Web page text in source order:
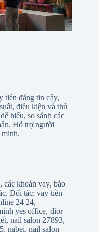
tiền đáng tin cậy,
điều kiện và thủ
hiểu, so sánh các
Hỗ trợ người
các khoản vay, bảo
Đối tác: vay tiền
24 24,
yes office, dior
, nail salon 27893,
, nabei, nail salon